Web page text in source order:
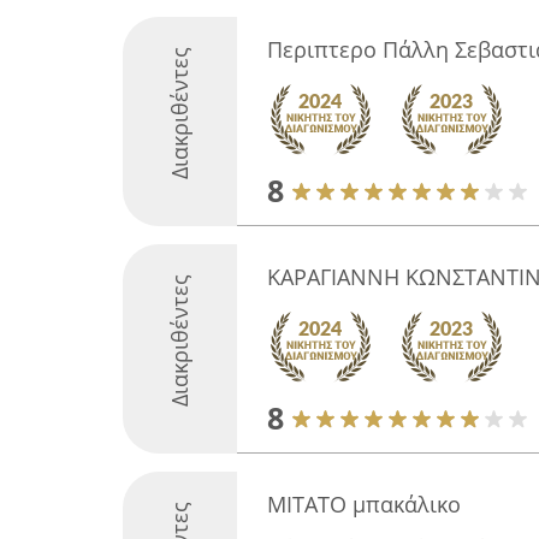
Διακριθέντες Περιπτερο Πάλλη
8
Διακριθέντες ΚΑΡΑΓΙΑΝΝΗ
8
ΜΙΤΑΤΟ μπακάλικο